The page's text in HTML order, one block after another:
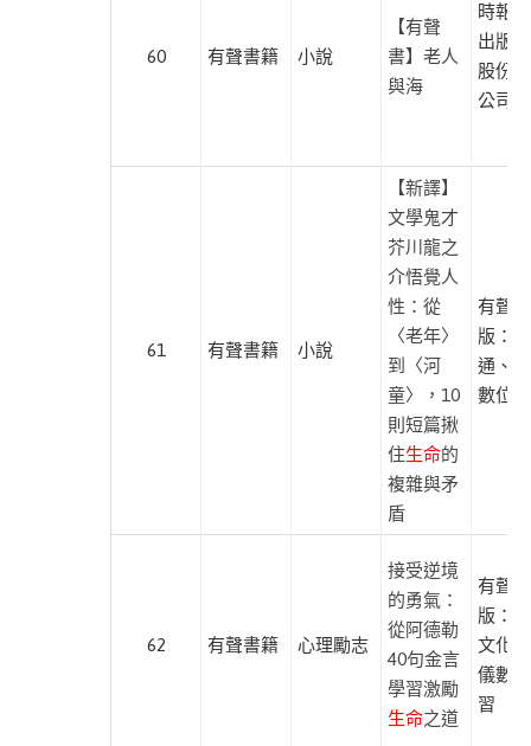
60 有聲書籍 小說
【有聲
書】老人
與海
時報
出版
股份
公司
61 有聲書籍 小說
【新譯】
文學鬼才
芥川龍之
介悟覺人
性：從
〈老年〉
到〈河
童〉，10
則短篇揪
住生命的
複雜與矛
盾
有聲出
版：
通、
數位
62 有聲書籍 心理勵志
接受逆境
的勇氣：
從阿德勒
40句金言
學習激勵
生命之道
有聲出
版：
文化
儀數
習